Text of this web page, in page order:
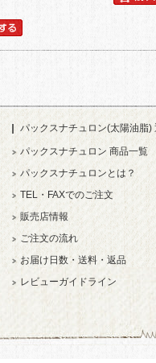
パックスナチュロン(太陽油脂)
パックスナチュロン 商品一覧
パックスナチュロンとは？
TEL・FAXでのご注文
販売店情報
ご注文の流れ
お届け日数・送料・返品
レビューガイドライン